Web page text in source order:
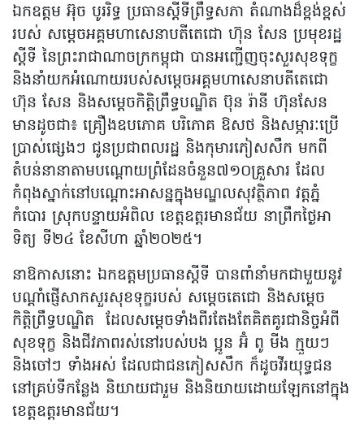
ឯកឧត្តម អ៊ុច បូររិទ្ធ ប្រធានស្តីទីព្រឹទ្ធសភា តំណាងដ៏ខ្ពង់ខ្ពស់
របស់ សម្តេចអគ្គមហាសេនាបតីតេជោ ហ៊ុន សែន ប្រមុខរដ្ឋ
ស្តីទី នៃព្រះរាជាណាចក្រកម្ពុជា បានអញ្ជើញចុះសួរសុខទុក្ខ
និងនាំយកអំណោយរបស់សម្តេចអគ្គមហាសេនាបតីតេជោ
ហ៊ុន សែន និងសម្តេចកិត្តិព្រឹទ្ធបណ្ឌិត ប៊ុន រ៉ានី ហ៊ុនសែន
មានដូចជា៖ គ្រឿងឧបភោគ បរិភោគ ឱសថ និងសម្ភារៈប្រើ
ប្រាស់ផ្សេងៗ ជូនប្រជាពលរដ្ឋ និងកុមារភៀសសឹក មកពី
តំបន់នានាតាមបណ្តោយព្រំដែនចំនួន៧១០គ្រួសារ ដែល
កំពុងស្នាក់នៅបណ្តោះអាសន្នក្នុងមណ្ឌលសុវត្ថិភាព វត្តភ្នំ
កំបោរ ស្រុកបន្ទាយអំពិល ខេត្តឧត្តរមានជ័យ នាព្រឹកថ្ងៃអា
ទិត្យ ទី២៤ ខែសីហា ឆ្នាំ២០២៥។
នាឱកាសនោះ ឯកឧត្តមប្រធានស្តីទី បានពាំនាំមកជាមួយនូវ
បណ្តាំផ្ញើសាកសួរសុខទុក្ខរបស់ សម្តេចតេជោ និងសម្តេច
កិត្តិព្រឹទ្ធបណ្ឌិត ដែលសម្តេចទាំងពីរតែងតែគិតគូរជានិច្ចអំពី
សុខទុក្ខ និងជីវភាពរស់នៅរបស់បង ប្អូន អ៊ំ ពូ មីង ក្មួយៗ
និងចៅៗ ទាំងអស់ ដែលជាជនភៀសសឹក ក៏ដូចវីរយុទ្ធជន
នៅគ្រប់ទីកន្លែង និយាយជារួម និងនិយាយដោយឡែកនៅក្នុង
ខេត្តឧត្តរមានជ័យ។